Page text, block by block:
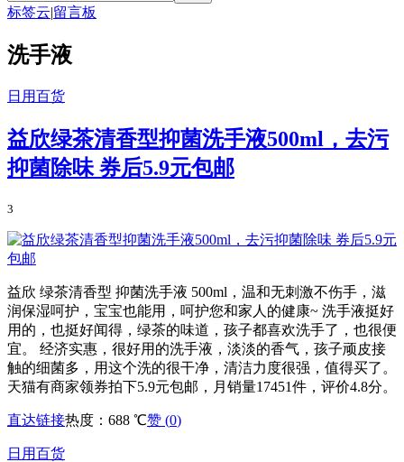
标签云|留言板
洗手液
日用百货
益欣绿茶清香型抑菌洗手液500ml，去污
抑菌除味 券后5.9元包邮
3
益欣 绿茶清香型 抑菌洗手液 500ml，温和无刺激不伤手，滋
润保湿呵护，宝宝也能用，呵护您和家人的健康~ 洗手液挺好
用的，也挺好闻得，绿茶的味道，孩子都喜欢洗手了，也很便
宜。 经济实惠，很好用的洗手液，淡淡的香气，孩子顽皮接
触的细菌多，用这个洗的很干净，清洁力度很强，值得买了。
天猫有商家领券拍下5.9元包邮，月销量17451件，评价4.8分。
直达链接热度：688 ℃赞 (0)
日用百货